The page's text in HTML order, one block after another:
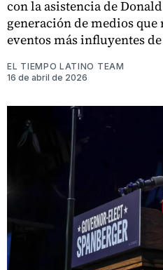
con la asistencia de
generación de medios
eventos más influyentes
EL TIEMPO LATINO TEAM
16 de abril de 2026